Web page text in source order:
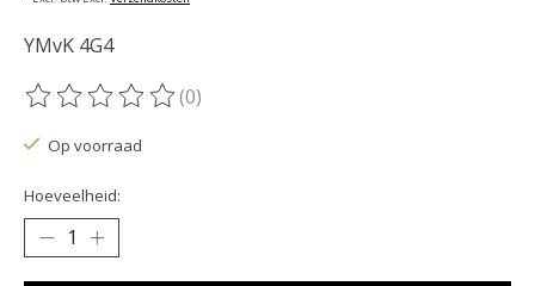
YMvK 4G4
De beoordeling van dit product is
(0)
Op voorraad
Hoeveelheid: